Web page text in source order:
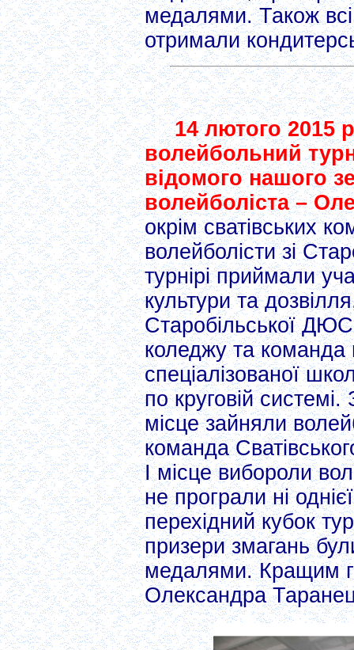
медалями. Також
отримали
14 лютого 2015
волейбольний
відомого нашого
волейболіста –
окрім сватівських
волейболісти зі
турнірі приймали
культури та
Старобільської
коледжу та команда
спеціалізованої
по круговій системі.
місце зайняли
команда
І місце вибороли
не програли ні
перехідний кубок
призери змагань
медалями. Кращим
Олександра